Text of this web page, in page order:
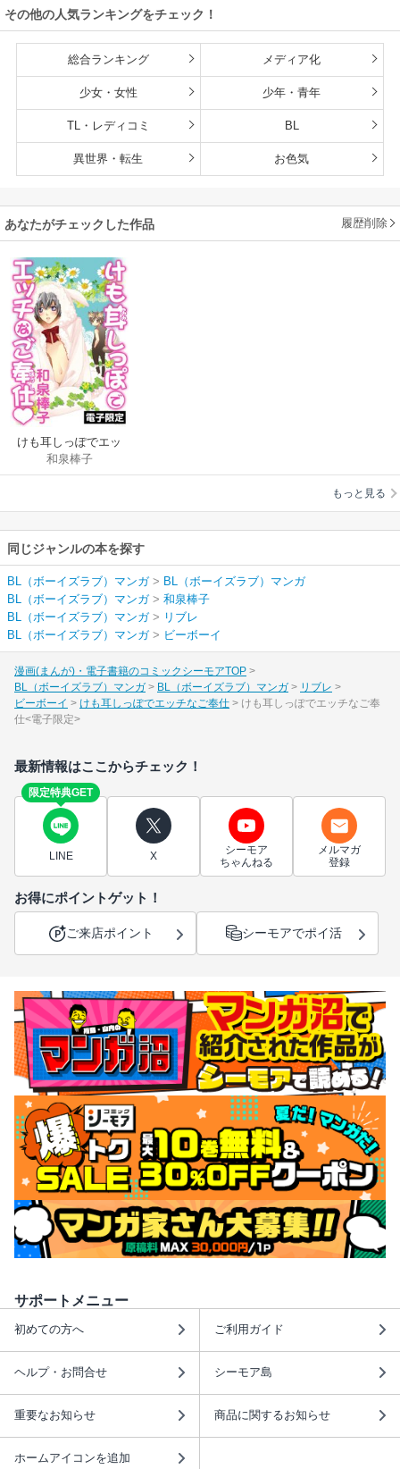
その他の人気ランキングをチェック！
総合ランキング メディア化
少女・女性 少年・青年
TL・レディコミ BL
異世界・転生 お色気
あなたがチェックした作品 履歴削除
けも耳しっぽでエッ
チなご奉仕
和泉棒子
もっと見る
同じジャンルの本を探す
BL（ボーイズラブ）マンガ> BL（ボーイズラブ）マンガ
BL（ボーイズラブ）マンガ> 和泉棒子
BL（ボーイズラブ）マンガ> リブレ
BL（ボーイズラブ）マンガ> ビーボーイ
漫画(まんが)・電子書籍のコミックシーモアTOP
BL（ボーイズラブ）マンガ
BL（ボーイズラブ）マンガ
リブレ
ビーボーイ
けも耳しっぽでエッチなご奉仕
けも耳しっぽでエッチなご奉
仕<電子限定>
最新情報はここからチェック！
限定特典GET
LINE X
シーモア
ちゃんねる
メルマガ
登録
お得にポイントゲット！
ご来店ポイント シーモアでポイ活
サポートメニュー
初めての方へ ご利用ガイド
ヘルプ・お問合せ シーモア島
重要なお知らせ 商品に関するお知らせ
ホームアイコンを追加